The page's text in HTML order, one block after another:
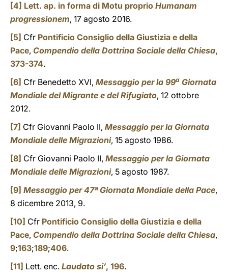
[4] Lett. ap. in forma di Motu proprio Humanam
progressionem, 17 agosto 2016.
[5] Cfr Pontificio Consiglio della Giustizia e della
Pace, Compendio della Dottrina Sociale della Chiesa,
373-374.
[6] Cfr Benedetto XVI, Messaggio per la 99a Giornata
Mondiale del Migrante e del Rifugiato, 12 ottobre
2012.
[7] Cfr Giovanni Paolo II, Messaggio per la Giornata
Mondiale delle Migrazioni, 15 agosto 1986.
[8] Cfr Giovanni Paolo II, Messaggio per la Giornata
Mondiale delle Migrazioni, 5 agosto 1987.
[9] Messaggio per 47ª Giornata Mondiale della Pace,
8 dicembre 2013, 9.
[10] Cfr Pontificio Consiglio della Giustizia e della
Pace, Compendio della Dottrina Sociale della Chiesa,
9;163;189;406.
[11] Lett. enc. Laudato si’, 196.